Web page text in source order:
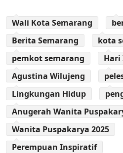
Wali Kota Semarang
Berita Semarang
kota
pemkot semarang
Hari
Agustina Wilujeng
Lingkungan Hidup
Anugerah Wanita
Wanita Puspakarya 2025
Perempuan Inspiratif